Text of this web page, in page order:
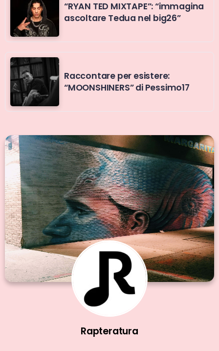
“RYAN TED MIXTAPE”: “immagina
ascoltare Tedua nel big26”
Raccontare per esistere:
“MOONSHINERS” di Pessimo17
Rapteratura